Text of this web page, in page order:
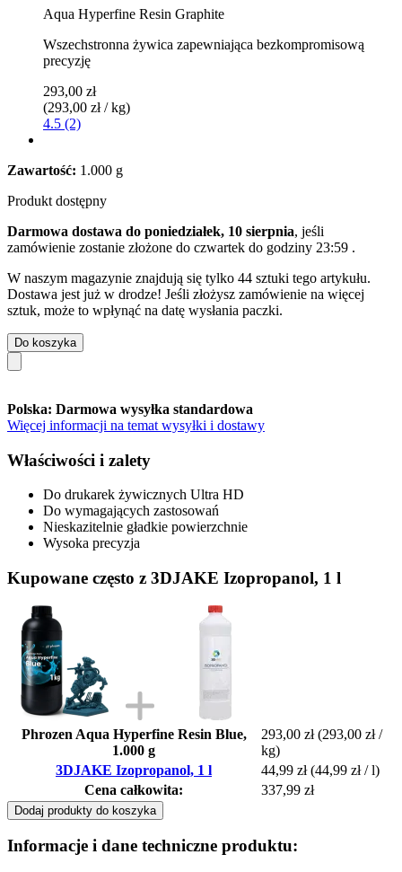
Aqua Hyperfine Resin Graphite
Wszechstronna żywica zapewniająca bezkompromisową
precyzję
293,00 zł
(293,00 zł / kg)
4.5 (2)
Zawartość: 1.000 g
Produkt dostępny
Darmowa dostawa do poniedziałek, 10 sierpnia, jeśli
zamówienie zostanie złożone do czwartek do godziny 23:59 .
W naszym magazynie znajdują się tylko 44 sztuki tego artykułu.
Dostawa jest już w drodze! Jeśli złożysz zamówienie na więcej
sztuk, może to wpłynąć na datę wysłania paczki.
Do koszyka
Polska: Darmowa wysyłka standardowa
Więcej informacji na temat wysyłki i dostawy
Właściwości i zalety
Do drukarek żywicznych Ultra HD
Do wymagających zastosowań
Nieskazitelnie gładkie powierzchnie
Wysoka precyzja
Kupowane często z 3DJAKE Izopropanol, 1 l
Phrozen Aqua Hyperfine Resin Blue,
1.000 g
293,00 zł (293,00 zł /
kg)
3DJAKE Izopropanol, 1 l
44,99 zł (44,99 zł / l)
Cena całkowita:
337,99 zł
Dodaj produkty do koszyka
Informacje i dane techniczne produktu: